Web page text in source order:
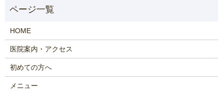
HOME
医院案内・アクセス
初めての方へ
メニュー